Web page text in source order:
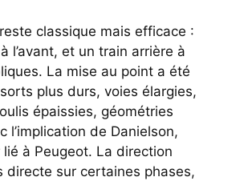
classique mais efficace :
l’avant, et un train arrière à
La mise au point a été
plus durs, voies élargies,
épaissies, géométries
l’implication de Danielson,
à Peugeot. La direction
directe sur certaines phases,